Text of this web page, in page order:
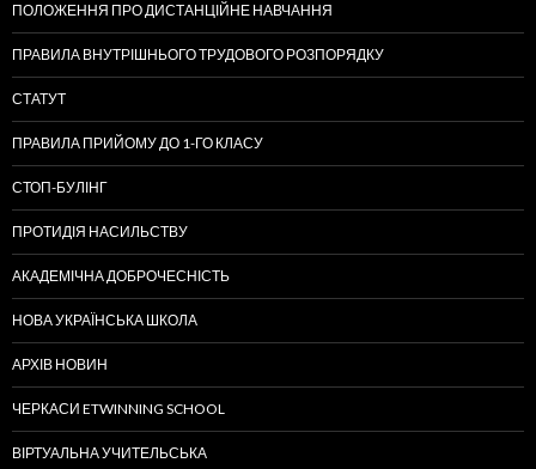
ПОЛОЖЕННЯ ПРО ДИСТАНЦІЙНЕ НАВЧАННЯ
ПРАВИЛА ВНУТРІШНЬОГО ТРУДОВОГО РОЗПОРЯДКУ
СТАТУТ
ПРАВИЛА ПРИЙОМУ ДО 1-ГО КЛАСУ
СТОП-БУЛІНГ
ПРОТИДІЯ НАСИЛЬСТВУ
АКАДЕМІЧНА ДОБРОЧЕСНІСТЬ
НОВА УКРАЇНСЬКА ШКОЛА
АРХІВ НОВИН
ЧЕРКАСИ ETWINNING SCHOOL
ВІРТУАЛЬНА УЧИТЕЛЬСЬКА